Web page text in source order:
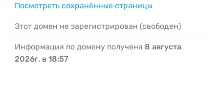
Посмотреть сохранённые страницы
Этот домен не зарегистрирован (свободен)
Информация по домену получена 8 августа
2026г. в 18:57